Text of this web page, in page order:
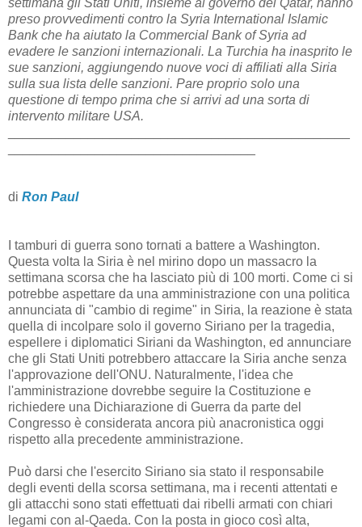
settimana gli Stati Uniti, insieme al governo del Qatar, hanno
preso provvedimenti contro la Syria International Islamic
Bank che ha aiutato la Commercial Bank of Syria ad
evadere le sanzioni internazionali. La Turchia ha inasprito le
sue sanzioni, aggiungendo nuove voci di affiliati alla Siria
sulla sua lista delle sanzioni. Pare proprio solo una
questione di tempo prima che si arrivi ad una sorta di
intervento militare USA.
di Ron Paul
I tamburi di guerra sono tornati a battere a Washington.
Questa volta la Siria è nel mirino dopo un massacro la
settimana scorsa che ha lasciato più di 100 morti. Come ci si
potrebbe aspettare da una amministrazione con una politica
annunciata di "cambio di regime" in Siria, la reazione è stata
quella di incolpare solo il governo Siriano per la tragedia,
espellere i diplomatici Siriani da Washington, ed annunciare
che gli Stati Uniti potrebbero attaccare la Siria anche senza
l'approvazione dell'ONU. Naturalmente, l'idea che
l'amministrazione dovrebbe seguire la Costituzione e
richiedere una Dichiarazione di Guerra da parte del
Congresso è considerata ancora più anacronistica oggi
rispetto alla precedente amministrazione.
Può darsi che l'esercito Siriano sia stato il responsabile
degli eventi della scorsa settimana, ma i recenti attentati e
gli attacchi sono stati effettuati dai ribelli armati con chiari
legami con al-Qaeda. Con la posta in gioco così alta,